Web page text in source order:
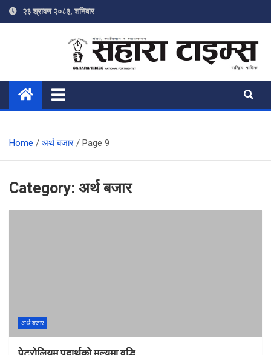
Skip
to
२३ श्रावण २०८३, शनिबार
Sahara Times
Online News Portal
Home अर्थ बजार Page 9
Category: अर्थ बजार
अर्थ बजार